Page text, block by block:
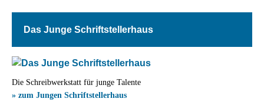
Das Junge Schriftstellerhaus
Die Schreibwerkstatt für junge Talente
» zum Jungen Schriftstellerhaus